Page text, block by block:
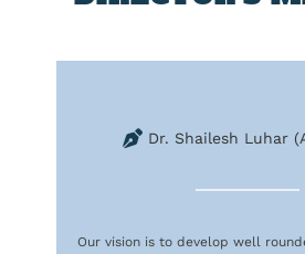
Dr. Shailesh Luhar
Our vision is to develop well